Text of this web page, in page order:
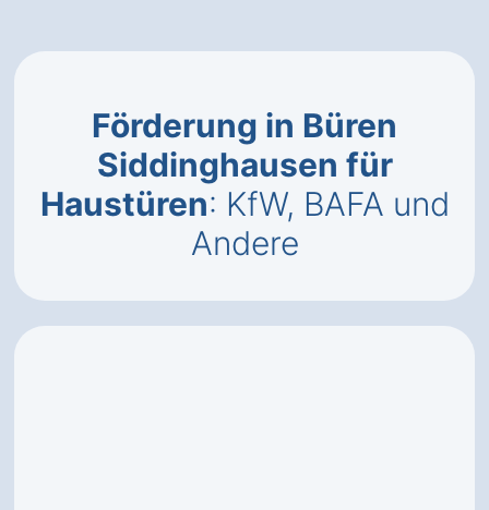
Förderung in Büren
Siddinghausen für
Haustüren: KfW, BAFA und
Andere